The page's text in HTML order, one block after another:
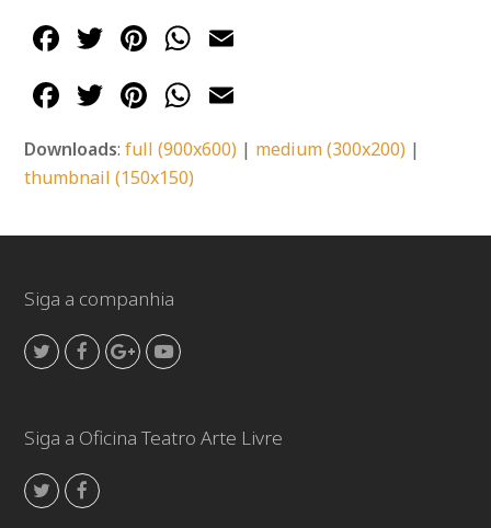
Facebook
Twitter
Pinterest
WhatsApp
Facebook
Twitter
Pinterest
WhatsApp
Downloads:full (900x600) | medium (300x200) |
thumbnail (150x150)
Siga a companhia
TwitterFacebookGooglePlus
Youtube
Siga a Oficina Teatro Arte Livre
TwitterFacebook